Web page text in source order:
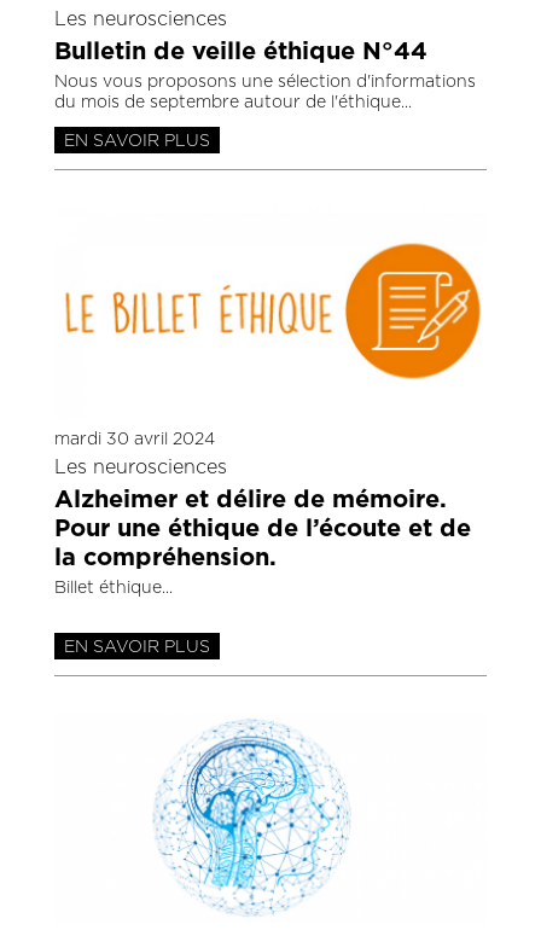
Les neurosciences
Bulletin de veille éthique N°44
Nous vous proposons une sélection d'informations
du mois de septembre autour de l'éthique
EN SAVOIR PLUS
mardi 30 avril 2024
Les neurosciences
Alzheimer et délire de mémoire.
Pour une éthique de l’écoute et de
la compréhension.
Billet éthique
EN SAVOIR PLUS